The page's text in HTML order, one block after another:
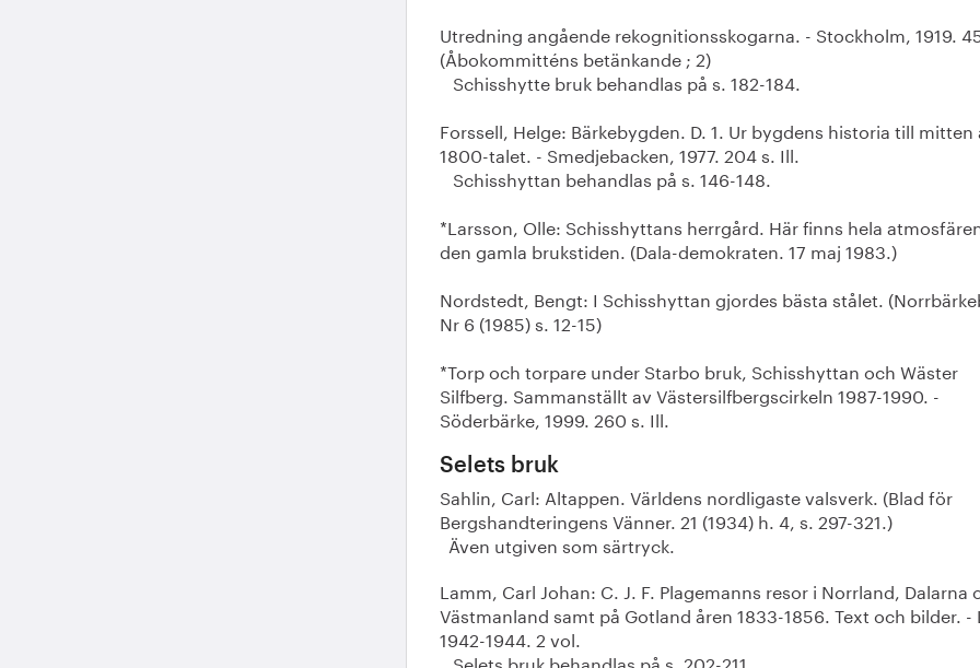
Utredning angående rekognitionsskogarna. - Stockholm, 1919.
(Åbokommitténs betänkande ; 2)
Schisshytte bruk behandlas på s. 182-184.
Forssell, Helge: Bärkebygden. D. 1. Ur bygdens historia till mitten
1800-talet. - Smedjebacken, 1977. 204 s. Ill.
Schisshyttan behandlas på s. 146-148.
*Larsson, Olle: Schisshyttans herrgård. Här finns hela
den gamla brukstiden. (Dala-demokraten. 17 maj 1983.)
Nordstedt, Bengt: I Schisshyttan gjordes bästa stålet.
Nr 6 (1985) s. 12-15)
*Torp och torpare under Starbo bruk, Schisshyttan och Wäster
Silfberg. Sammanställt av Västersilfbergscirkeln 1987-1990. -
Söderbärke, 1999. 260 s. Ill.
Selets bruk
Sahlin, Carl: Altappen. Världens nordligaste valsverk. (Blad för
Bergshandteringens Vänner. 21 (1934) h. 4, s. 297-321.)
Även utgiven som särtryck.
Lamm, Carl Johan: C. J. F. Plagemanns resor i Norrland, Dalarna
Västmanland samt på Gotland åren 1833-1856. Text och bilder. -
1942-1944. 2 vol.
Selets bruk behandlas på s. 202-211.